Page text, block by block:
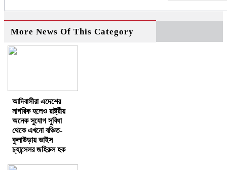
More News Of This Category
আদিবাসীরা এদেশের
নাগরিক হলেও রাষ্ট্রীয়
অনেক সুযোগ সুবিধা
থেকে এখনো বঞ্চিত-
কুলাউড়ায় ভাইস
চ্যান্সেলর জহিরুল হক